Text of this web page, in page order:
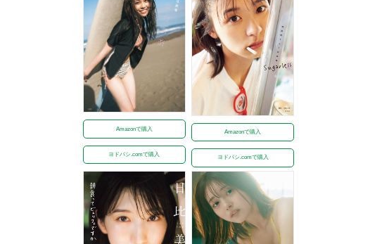
Amazonで購入
ヨドバシ.comで購入
Amazonで購入
ヨドバシ.comで購入